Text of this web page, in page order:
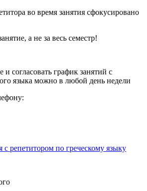
во время занятия сфокусировано
а не за весь семестр!
и согласовать график занятий с
языка можно в любой день недели
с репетитором по греческому языку